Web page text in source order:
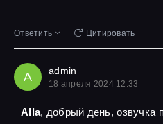
Ответить Цитировать
A admin
18 апреля 2024 12:33
Alla, добрый день, озвучка